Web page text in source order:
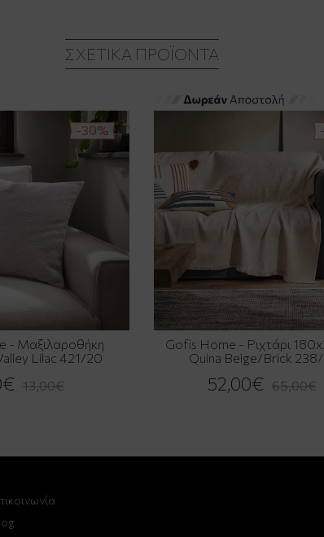
ΣΧΕΤΙΚΆ ΠΡΟΪΌΝΤΑ
-30%
- Μαξιλαροθήκη
Lilac 421/20
13,00€
Gofis Home - Ριχτάρι
Quina Beige/Brick
52,00€ 65,00€